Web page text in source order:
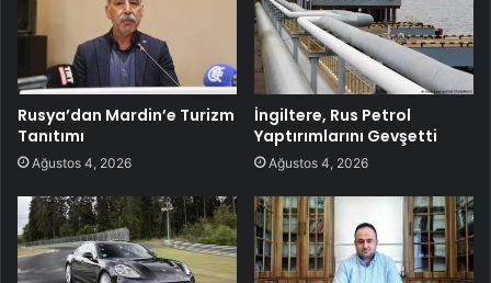
Rusya’dan Mardin’e Turizm
Tanıtımı
Ağustos 4, 2026
İngiltere, Rus Petrol
Yaptırımlarını Gevşetti
Ağustos 4, 2026